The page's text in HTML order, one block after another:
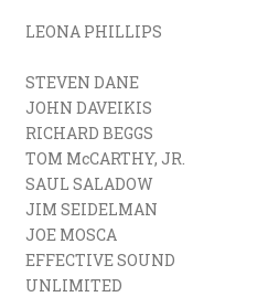
LEONA PHILLIPS
STEVEN DANE
JOHN DAVEIKIS
RICHARD BEGGS
TOM McCARTHY, JR.
SAUL SALADOW
JIM SEIDELMAN
JOE MOSCA
EFFECTIVE SOUND
UNLIMITED